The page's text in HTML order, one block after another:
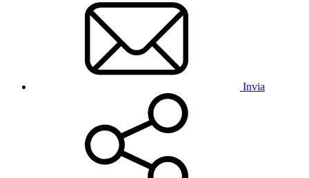
Invia